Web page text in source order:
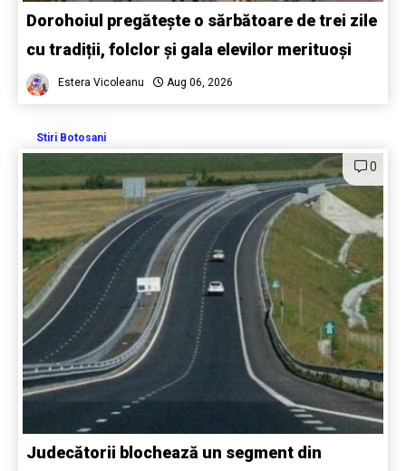
Dorohoiul pregătește o sărbătoare de trei zile
cu tradiții, folclor și gala elevilor merituoși
Estera Vicoleanu Aug 06, 2026
Stiri Botosani
0
Judecătorii blochează un segment din